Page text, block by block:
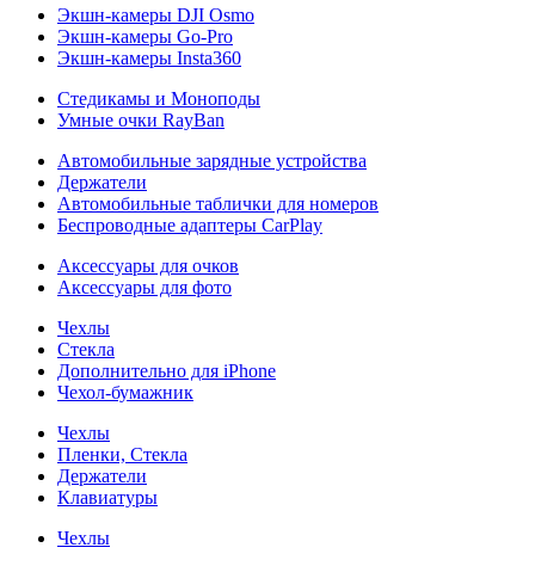
Экшн-камеры DJI Osmo
Экшн-камеры Go-Pro
Экшн-камеры Insta360
Стедикамы и Моноподы
Умные очки RayBan
Автомобильные зарядные устройства
Держатели
Автомобильные таблички для номеров
Беспроводные адаптеры CarPlay
Аксессуары для очков
Аксессуары для фото
Чехлы
Стекла
Дополнительно для iPhone
Чехол-бумажник
Чехлы
Пленки, Стекла
Держатели
Клавиатуры
Чехлы